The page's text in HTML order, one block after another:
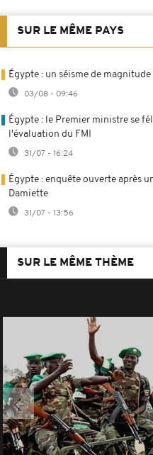
SUR LE MÊME PAYS
Égypte : un séisme de
03/08 - 09:46
Égypte : le Premier ministre se
l'évaluation du FMI
31/07 - 16:24
Égypte : enquête ouverte après
Damiette
31/07 - 13:56
SUR LE MÊME THÈME